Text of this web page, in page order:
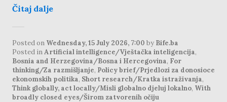
Čitaj dalje
Posted on Wednesday, 15 July 2026, 7:00 by Bife.ba
Posted inArtificial intelligence/Vještačka inteligencija,
Bosnia and Herzegovina/Bosna i Hercegovina, For
thinking/Za razmišljanje, Policy brief/Prjedlozi za donosioce
ekonomskih politika, Short research/Kratka istraživanja,
Think globally, act locally/Misli globalno djeluj lokalno, With
broadly closed eyes/Širom zatvorenih očiju